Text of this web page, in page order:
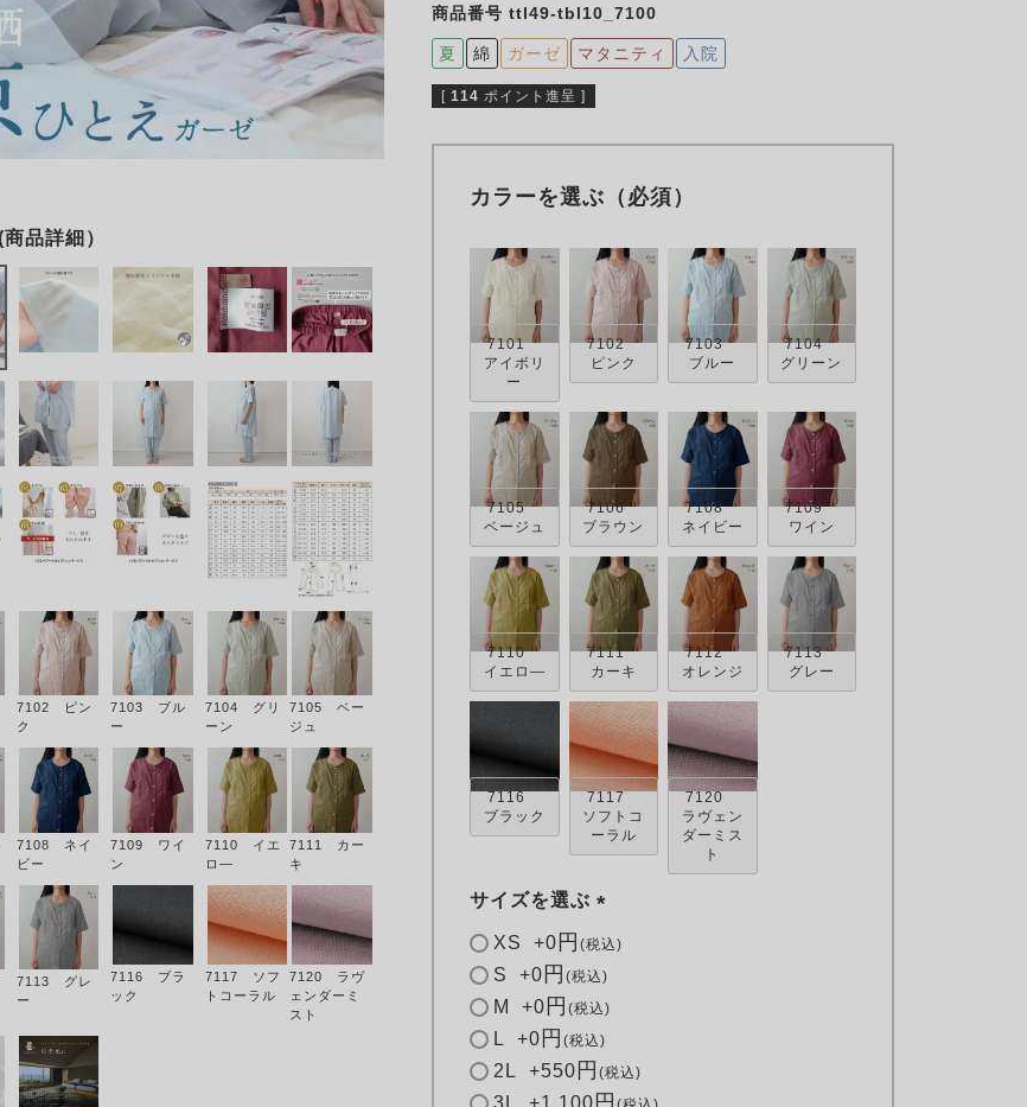
7102 ピン
ク
7103 ブル
ー
7104 グリ
ーン
7105 ベー
ジュ
7108 ネイ
ビー
7109 ワイ
ン
7110 イエ
ロ―
7111 カー
キ
7113 グレ
ー
7116 ブラ
ック
7117 ソフ
トコーラル
7120 ラヴ
ェンダーミ
スト
商品番号 ttl49-tbl10_7100
夏 綿 ガーゼ マタニティ 入院
[ 114 ポイント進呈 ]
カラーを選ぶ（必須）
7101
アイボリ
ー
7102
ピンク
7103
ブルー
7104
グリーン
7105
ベージュ
7106
ブラウン
7108
ネイビー
7109
ワイン
7110
イエロ―
7111
カーキ
7112
オレンジ
7113
グレー
7116
ブラック
7117
ソフトコ
ーラル
7120
ラヴェン
ダーミス
ト
サイズを選ぶ
(
)
XS +0 税込
S +0 税込
M +0 税込
L +0 税込
2L +550 税込
3L +1,100